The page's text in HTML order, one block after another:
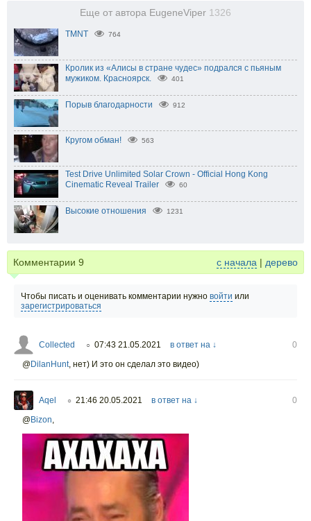
Еще от автора EugeneViper 1326
TMNT 764
Кролик из «Алисы в стране чудес» подрался с пьяным
мужиком. Красноярск.
401
Порыв благодарности 912
Кругом обман! 563
Test Drive Unlimited Solar Crown - Official Hong Kong
Cinematic Reveal Trailer
60
Высокие отношения 1231
Комментарии 9 с начала | дерево
Чтобы писать и оценивать комментарии нужно войти или
зарегистрироваться
Collected ○ 07:43 21.05.2021 в ответ на ↓
0
@DilanHunt, нет) И это он сделал это видео)
Aqel ○ 21:46 20.05.2021 в ответ на ↓
0
@Bizon